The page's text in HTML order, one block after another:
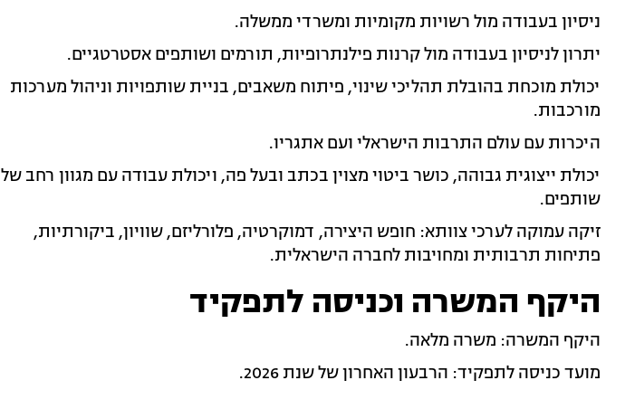
ניסיון בעבודה מול רשויות מקומיות ומשרדי ממשלה.
יתרון לניסיון בעבודה מול קרנות פילנתרופיות, תורמים ושותפים אסטרטגיים.
יכולת מוכחת בהובלת תהליכי שינוי, פיתוח משאבים, בניית שותפויות וניהול מערכות
מורכבות.
היכרות עם עולם התרבות הישראלי ועם אתגריו.
יכולת ייצוגית גבוהה, כושר ביטוי מצוין בכתב ובעל פה, ויכולת עבודה עם מגוון רחב של
שותפים.
זיקה עמוקה לערכי צוותא: חופש היצירה, דמוקרטיה, פלורליזם, שוויון, ביקורתיות,
פתיחות תרבותית ומחויבות לחברה הישראלית.
היקף המשרה וכניסה לתפקיד
היקף המשרה: משרה מלאה.
מועד כניסה לתפקיד: הרבעון האחרון של שנת 2026.